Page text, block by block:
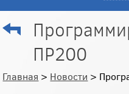
ПР200
Главная > Новости >